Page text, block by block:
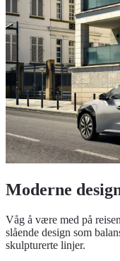
Moderne
Våg å være med på
slående design som
skulpturerte linjer.